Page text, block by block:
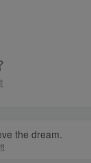
the dream.